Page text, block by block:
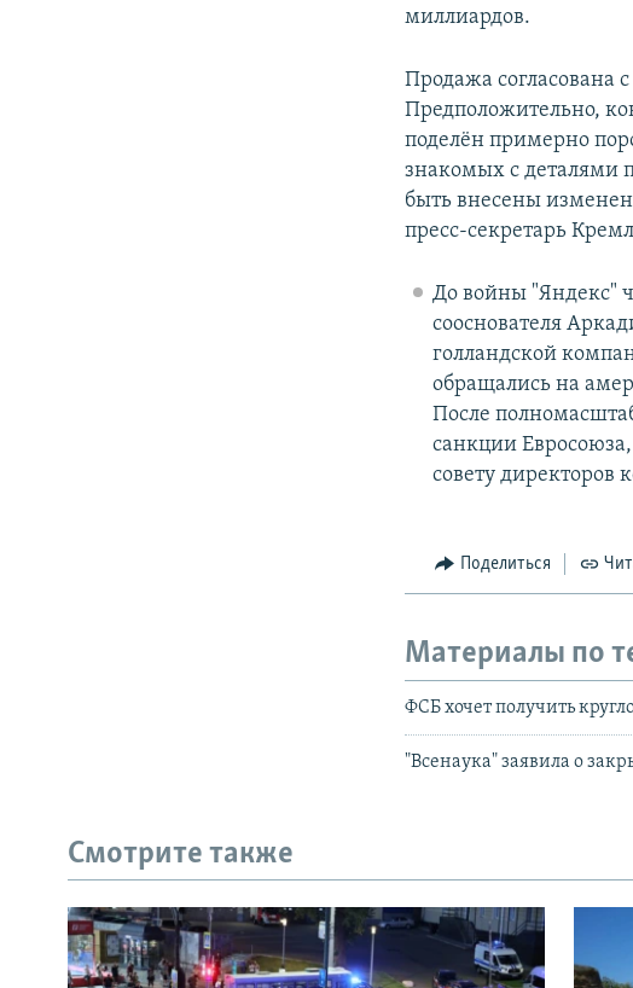
миллиардов.
Продажа
Предположительно,
поделён примерно
знакомых с деталями
быть внесены
пресс-секретарь
До войны "Яндекс"
сооснователя
голландской
обращались на
После
санкции
совету директоров
Поделиться
Материалы по
ФСБ хочет получить
"Всенаука" заявила о
Смотрите также